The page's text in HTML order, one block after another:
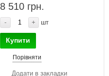
8 510 грн.
- + шт
Купити
Порівняти
Додати в закладки